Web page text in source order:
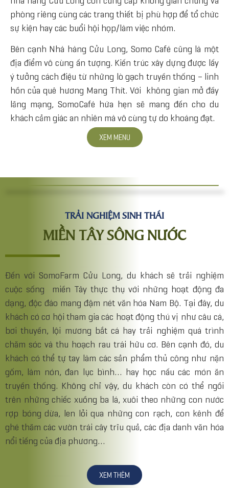
phòng riêng cùng các trang thiết bị phù hợp để tổ chức
sự kiện hay các buổi hội họp/làm việc nhóm.
Bên cạnh Nhà hàng Cửu Long, Somo Café cũng là một
địa điểm vô cùng ấn tượng. Kiến trúc xây dựng được lấy
ý tưởng cách điệu từ những lò gạch truyền thống – linh
hồn của quê hương Mang Thít. Với không gian mở đầy
lãng mạng, SomoCafé hứa hẹn sẽ mang đến cho du
khách cảm giác an nhiên mà vô cùng tự do khoáng đạt.
XEM MENU
TRẢI NGHIỆM SINH THÁI
MIỀN TÂY SÔNG NƯỚC
Đến với SomoFarm Cửu Long, du khách sẽ trải nghiệm
cuộc sống miền Tây thực thụ với những hoạt động đa
dạng, độc đáo mang đậm nét văn hóa Nam Bộ. Tại đây, du
khách có cơ hội tham gia các hoạt động thú vị như câu cá,
bơi thuyền, lội mương bắt cá hay trải nghiệm quá trình
chăm sóc và thu hoạch rau trái hữu cơ. Bên cạnh đó, du
khách có thể tự tay làm các sản phẩm thủ công như nặn
gốm, làm nón, đan lục bình… hay học nấu các món ăn
truyền thống. Không chỉ vậy, du khách còn có thể ngồi
trên những chiếc xuồng ba lá, xuôi theo những con nước
rợp bóng dừa, len lỏi qua những con rạch, con kênh để
ghé thăm các vườn trái cây trĩu quả, các địa danh văn hóa
nổi tiếng của địa phương…
XEM THÊM